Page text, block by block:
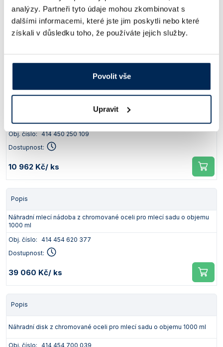
analýzy. Partneři tyto údaje mohou zkombinovat s
dalšími informacemi, které jste jim poskytli nebo které
získali v důsledku toho, že používáte jejich služby.
Povolit vše
Upravit
Dostupnost:
69 930 Kč/ ks
Náhradní díly a příslušenství pro mlecí sady o objemu
Popis
Distanční kroužek pro mlecí sady z chromované a nerezové oceli o
Obj. číslo: 414 450 250 109
Dostupnost:
10 962 Kč/ ks
Popis
Náhradní mlecí nádoba z chromované oceli pro mlecí sadu o objemu
1000 ml
Obj. číslo: 414 454 620 377
Dostupnost:
39 060 Kč/ ks
Popis
Náhradní disk z chromované oceli pro mlecí sadu o objemu 1000 ml
Obj. číslo: 414 454 700 039